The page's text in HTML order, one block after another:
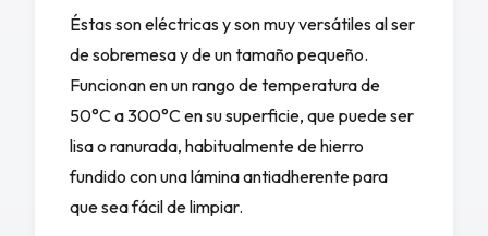
Éstas son eléctricas y son muy versátiles al ser
de sobremesa y de un tamaño pequeño.
Funcionan en un rango de temperatura de
50°C a 300°C en su superficie, que puede ser
lisa o ranurada, habitualmente de hierro
fundido con una lámina antiadherente para
que sea fácil de limpiar.